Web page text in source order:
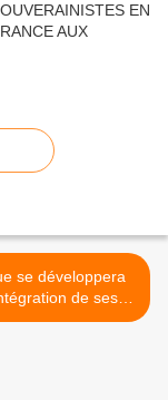
se développera
de ses